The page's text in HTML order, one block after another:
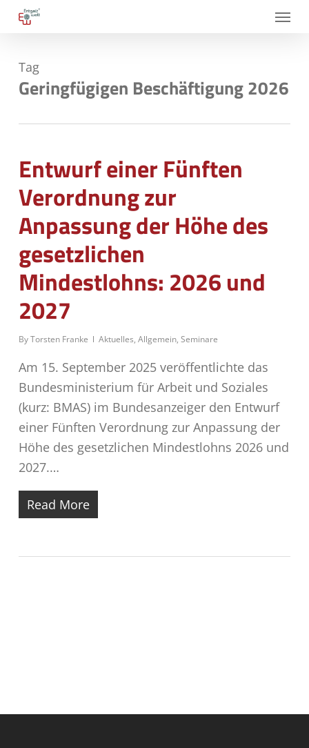
Skip
content
Menu
Tag
Geringfügigen Beschäftigung 2026
Entwurf einer Fünften
Verordnung zur
Anpassung der Höhe des
gesetzlichen
Mindestlohns: 2026 und
2027
ByTorsten Franke Aktuelles, Allgemein, Seminare
Am 15. September 2025 veröffentlichte das
Bundesministerium für Arbeit und Soziales
(kurz: BMAS) im Bundesanzeiger den Entwurf
einer Fünften Verordnung zur Anpassung der
Höhe des gesetzlichen Mindestlohns 2026 und
2027.…
Read More